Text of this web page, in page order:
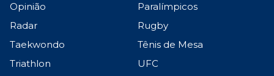
Opinião
Paralímpicos
Radar
Rugby
Taekwondo
Tênis de Mesa
Triathlon
UFC